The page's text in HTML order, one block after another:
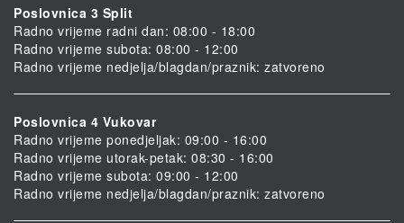
Poslovnica 3 Split
Radno vrijeme radni dan: 08:00 - 18:00
Radno vrijeme subota: 08:00 - 12:00
Radno vrijeme nedjelja/blagdan/praznik: zatvoreno
Poslovnica 4 Vukovar
Radno vrijeme ponedjeljak: 09:00 - 16:00
Radno vrijeme utorak-petak: 08:30 - 16:00
Radno vrijeme subota: 09:00 - 12:00
Radno vrijeme nedjelja/blagdan/praznik: zatvoreno